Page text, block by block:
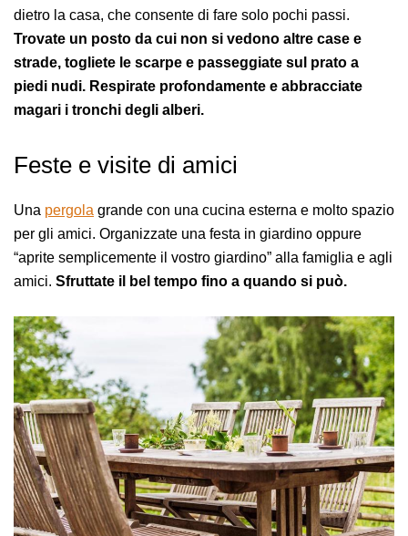
dietro la casa, che consente di fare solo pochi passi.
Trovate un posto da cui non si vedono altre case e
strade, togliete le scarpe e passeggiate sul prato a
piedi nudi. Respirate profondamente e abbracciate
magari i tronchi degli alberi.
Feste e visite di amici
Una pergola grande con una cucina esterna e molto spazio
per gli amici. Organizzate una festa in giardino oppure
“aprite semplicemente il vostro giardino” alla famiglia e agli
amici. Sfruttate il bel tempo fino a quando si può.